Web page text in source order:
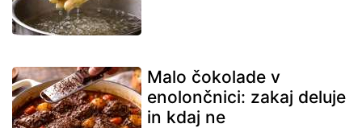
Malo čokolade v
enolončnici: zakaj deluje
in kdaj ne